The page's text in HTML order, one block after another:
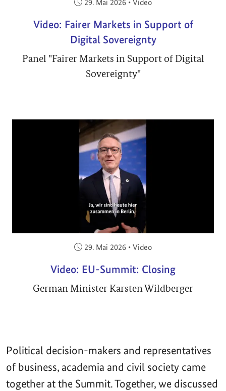
29. Mai 2026 • Video
Video: Fairer Markets in Support of
Digital Sovereignty
Panel "Fairer Markets in Support of Digital
Sovereignty"
Veröffentlicht am:
29. Mai 2026 • Video
Video: EU-Summit: Closing
German Minister Karsten Wildberger
Political decision-makers and representatives
of business, academia and civil society came
together at the Summit. Together, we discussed